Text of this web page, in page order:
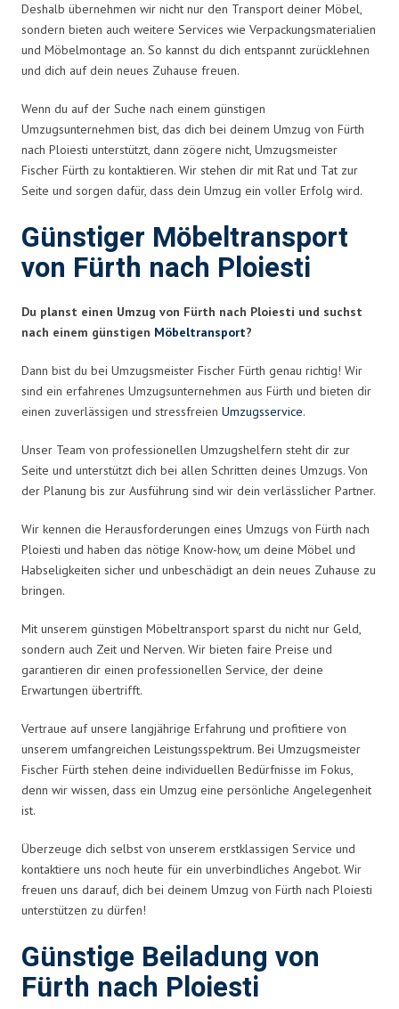
Deshalb übernehmen wir nicht nur den Transport deiner Möbel,
sondern bieten auch weitere Services wie Verpackungsmaterialien
und Möbelmontage an. So kannst du dich entspannt zurücklehnen
und dich auf dein neues Zuhause freuen.
Wenn du auf der Suche nach einem günstigen
Umzugsunternehmen bist, das dich bei deinem Umzug von Fürth
nach Ploiesti unterstützt, dann zögere nicht, Umzugsmeister
Fischer Fürth zu kontaktieren. Wir stehen dir mit Rat und Tat zur
Seite und sorgen dafür, dass dein Umzug ein voller Erfolg wird.
Günstiger Möbeltransport
von Fürth nach Ploiesti
Du planst einen Umzug von Fürth nach Ploiesti und suchst
nach einem günstigen Möbeltransport?
Dann bist du bei Umzugsmeister Fischer Fürth genau richtig! Wir
sind ein erfahrenes Umzugsunternehmen aus Fürth und bieten dir
einen zuverlässigen und stressfreien Umzugsservice.
Unser Team von professionellen Umzugshelfern steht dir zur
Seite und unterstützt dich bei allen Schritten deines Umzugs. Von
der Planung bis zur Ausführung sind wir dein verlässlicher Partner.
Wir kennen die Herausforderungen eines Umzugs von Fürth nach
Ploiesti und haben das nötige Know-how, um deine Möbel und
Habseligkeiten sicher und unbeschädigt an dein neues Zuhause zu
bringen.
Mit unserem günstigen Möbeltransport sparst du nicht nur Geld,
sondern auch Zeit und Nerven. Wir bieten faire Preise und
garantieren dir einen professionellen Service, der deine
Erwartungen übertrifft.
Vertraue auf unsere langjährige Erfahrung und profitiere von
unserem umfangreichen Leistungsspektrum. Bei Umzugsmeister
Fischer Fürth stehen deine individuellen Bedürfnisse im Fokus,
denn wir wissen, dass ein Umzug eine persönliche Angelegenheit
ist.
Überzeuge dich selbst von unserem erstklassigen Service und
kontaktiere uns noch heute für ein unverbindliches Angebot. Wir
freuen uns darauf, dich bei deinem Umzug von Fürth nach Ploiesti
unterstützen zu dürfen!
Günstige Beiladung von
Fürth nach Ploiesti